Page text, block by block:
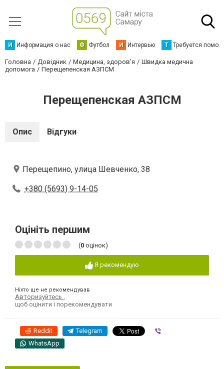
И Информация о нас Ф Футбол И Интервью Т Требуется
Головна Довідник Медицина, здоров'я
Швидка медична
допомога
Перещепенская АЗПСМ
Перещепенская АЗПСМ
Опис Відгуки
Перещепино, улица Шевченко, 38
+380 (5693) 9-14-05
Оцініть першим
(0 оцінок)
Я рекомендую
Ніхто ще не рекомендував
Авторизуйтесь
щоб оцінити і порекомендувати
Reddit Telegram
WhatsApp